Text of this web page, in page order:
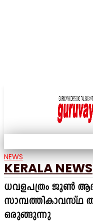
NEWS
KERALA NEWS
ധവളപത്രം ജൂൺ
സാമ്പത്തികാവസ്ഥ
ഒരുങ്ങുന്നു